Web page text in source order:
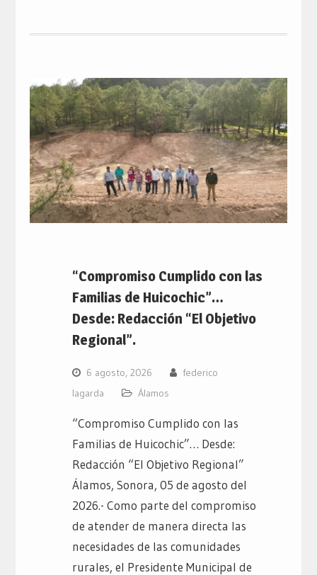
“Compromiso Cumplido con las
Familias de Huicochic”…
Desde: Redacción “El Objetivo
Regional”.
6 agosto, 2026
federico
lagarda
Álamos
“Compromiso Cumplido con las
Familias de Huicochic”… Desde:
Redacción “El Objetivo Regional”
Álamos, Sonora, 05 de agosto del
2026.- Como parte del compromiso
de atender de manera directa las
necesidades de las comunidades
rurales, el Presidente Municipal de